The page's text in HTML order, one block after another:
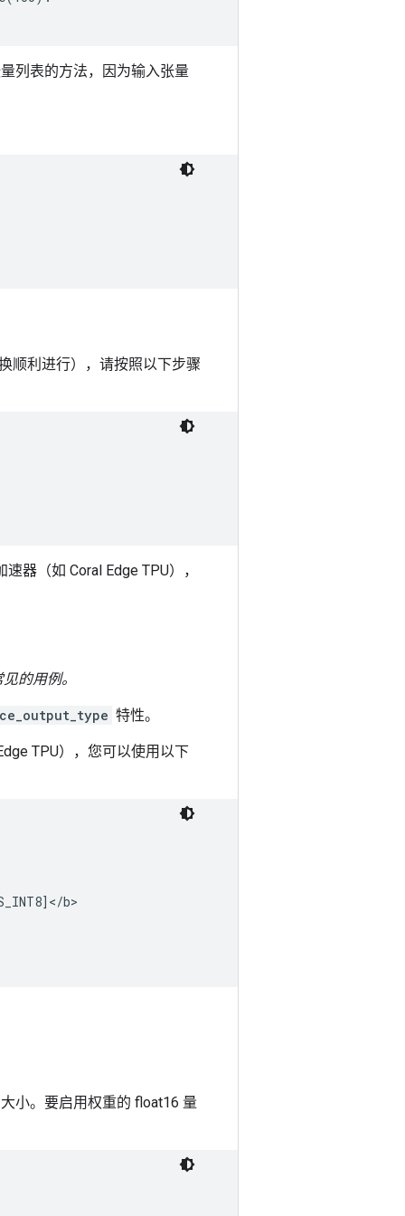
列表的方法，因为输入张量
顺利进行），请按照以下步骤
器（如 Coral Edge TPU），
的用例。
特性。
TPU），您可以使用以下
b>
小。要启用权重的 float16 量